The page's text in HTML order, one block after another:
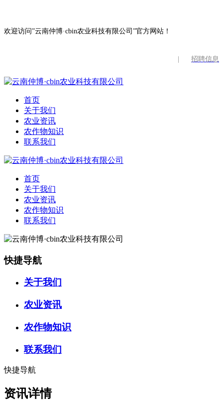
欢迎访问”云南仲博·cbin农业科技有限公司”官方网站！
招聘信息
首页
关于我们
农业资讯
农作物知识
联系我们
首页
关于我们
农业资讯
农作物知识
联系我们
快捷导航
关于我们
农业资讯
农作物知识
联系我们
快捷导航
资讯详情